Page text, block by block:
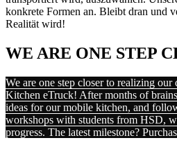
konkrete Formen an. Bleibt dran und
Realität wird!
WE ARE ONE STEP
We are one step closer to realizing our
Kitchen eTruck! After months of
ideas for our mobile kitchen, and
workshops with students from HSD,
progress. The latest milestone?